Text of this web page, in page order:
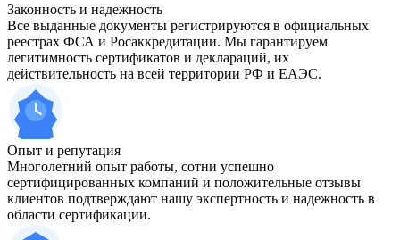
Законность и надежность
Все выданные документы регистрируются в официальных
реестрах ФСА и Росаккредитации. Мы гарантируем
легитимность сертификатов и деклараций, их
действительность на всей территории РФ и ЕАЭС.
Опыт и репутация
Многолетний опыт работы, сотни успешно
сертифицированных компаний и положительные отзывы
клиентов подтверждают нашу экспертность и надежность в
области сертификации.